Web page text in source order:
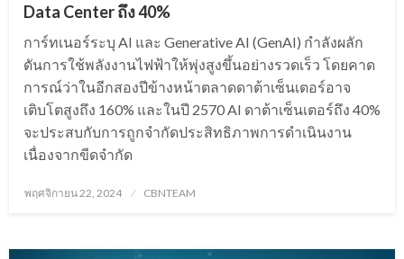
Data Center ถึง 40%
การ์ทเนอร์ระบุ AI และ Generative AI (GenAI) กำลังผลัก
ดันการใช้พลังงานไฟฟ้าให้พุ่งสูงขึ้นอย่างรวดเร็ว โดยคาด
การณ์ว่าในอีกสองปีข้างหน้าตลาดดาต้าเซ็นเตอร์อาจ
เติบโตสูงถึง 160% และในปี 2570 AI ดาต้าเซ็นเตอร์ถึง 40%
จะประสบกับการถูกจำกัดประสิทธิภาพการดำเนินงาน
เนื่องจากขีดจำกัด
Posted
พฤศจิกายน 22, 2024 CBNTEAM